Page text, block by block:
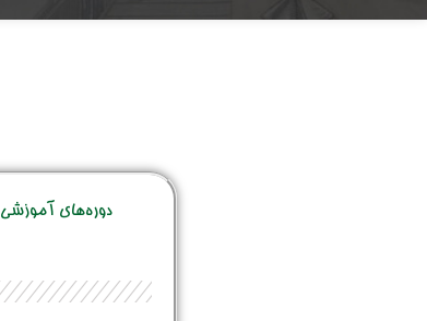
دوره‌‌های آموزشی